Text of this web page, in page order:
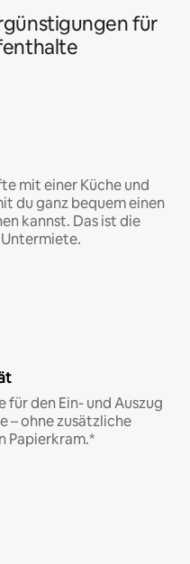
für
mit einer Küche und
du ganz bequem einen
kannst. Das ist die
für den Ein- und Auszug
– ohne zusätzliche
Papierkram.*